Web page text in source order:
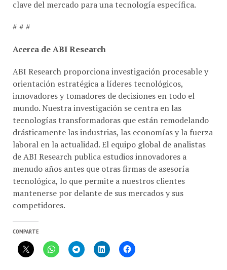
orientación estratégica a líderes tecnológicos,
innovadores y tomadores de decisiones en todo el
mundo. Nuestra investigación se centra en las
tecnologías transformadoras que están remodelando
drásticamente las industrias, las economías y la fuerza
laboral en la actualidad. El equipo global de analistas
de ABI Research publica estudios innovadores a
menudo años antes que otras firmas de asesoría
tecnológica, lo que permite a nuestros clientes
mantenerse por delante de sus mercados y sus
competidores.
COMPARTE